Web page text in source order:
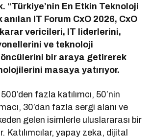
“Türkiye’nin En Etkin Teknoloji
IT Forum CxO 2026, CxO
vericileri, IT liderlerini,
ve teknoloji
bir araya getirerek
masaya yatırıyor.
fazla katılımcı, 50’nin
30’dan fazla sergi alanı ve
gelen isimlerle uluslararası bir
Katılımcılar, yapay zeka, dijital